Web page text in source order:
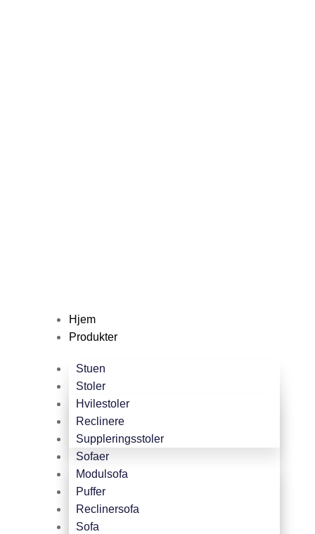
Hjem
Produkter
Stuen
Stoler
Hvilestoler
Reclinere
Suppleringsstoler
Sofaer
Modulsofa
Puffer
Reclinersofa
Sofa